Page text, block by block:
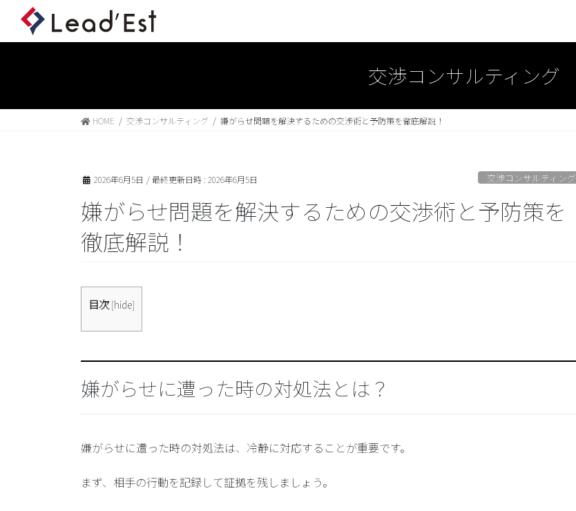
交渉コンサルティング
HOME 交渉コンサルティング 嫌がらせ問題を解決するための交渉術と予防策を徹底解説！
2026年6月5日 / 最終更新日時 : 2026年6月5日 交渉コンサルティング
嫌がらせ問題を解決するための交渉術と予防策を
徹底解説！
目次 [hide]
嫌がらせに遭った時の対処法とは？
嫌がらせに遭った時の対処法は、冷静に対応することが重要です。
まず、相手の行動を記録して証拠を残しましょう。